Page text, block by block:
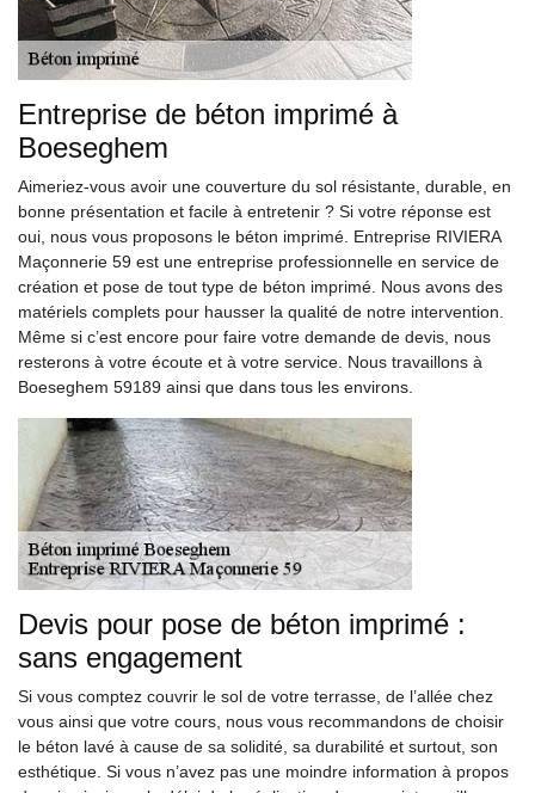
Entreprise de béton imprimé à
Boeseghem
Aimeriez-vous avoir une couverture du sol résistante, durable, en
bonne présentation et facile à entretenir ? Si votre réponse est
oui, nous vous proposons le béton imprimé. Entreprise RIVIERA
Maçonnerie 59 est une entreprise professionnelle en service de
création et pose de tout type de béton imprimé. Nous avons des
matériels complets pour hausser la qualité de notre intervention.
Même si c’est encore pour faire votre demande de devis, nous
resterons à votre écoute et à votre service. Nous travaillons à
Boeseghem 59189 ainsi que dans tous les environs.
Devis pour pose de béton imprimé :
sans engagement
Si vous comptez couvrir le sol de votre terrasse, de l’allée chez
vous ainsi que votre cours, nous vous recommandons de choisir
le béton lavé à cause de sa solidité, sa durabilité et surtout, son
esthétique. Si vous n’avez pas une moindre information à propos